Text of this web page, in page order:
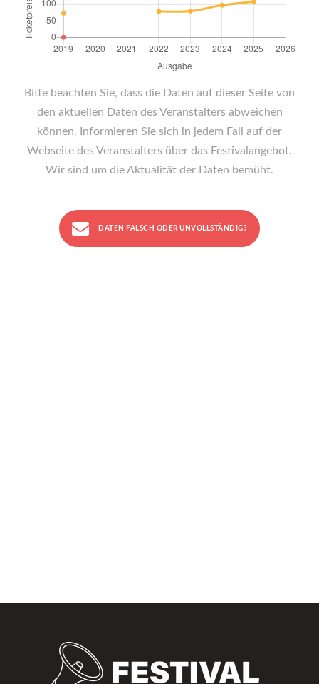
Bitte beachten Sie, dass die Daten auf dieser Seite von
den aktuellen Daten des Veranstalters abweichen
können. Informieren Sie sich in jedem Fall auf der
Webseite des Veranstalters über das Festivalangebot.
Wir sind um die Aktualität der Daten bemüht.
DATEN FALSCH ODER UNVOLLSTÄNDIG?